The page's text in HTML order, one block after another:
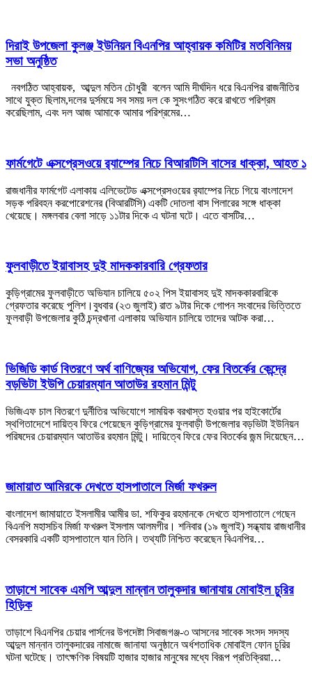
দিরাই উপজেলা কুলঞ্জ ইউনিয়ন বিএনপির আহ্বায়ক কমিটির মতবিনিময়
সভা অনুষ্ঠিত
নবগঠিত আহ্বায়ক, আব্দুল মতিন চৌধুরী বলেন আমি দীর্ঘদিন ধরে বিএনপির রাজনীতির
সাথে যুক্ত ছিলাম,দলের দুর্সময়ে সব সময় দল কে সুসংগঠিত করে রাখতে পরিশ্রম
করেছিলাম, এবং দল আজ আমাকে আমার পরিশ্রমের…
ফার্মগেটে এক্সপ্রেসওয়ে র‍্যাম্পের নিচে বিআরটিসি বাসের ধাক্কা, আহত ১
রাজধানীর ফার্মগেট এলাকায় এলিভেটেড এক্সপ্রেসওয়ের র‍্যাম্পের নিচে গিয়ে বাংলাদেশ
সড়ক পরিবহন করপোরেশনের (বিআরটিসি) একটি দোতলা বাস পিলারের সঙ্গে ধাক্কা
খেয়েছে। মঙ্গলবার বেলা সাড়ে ১১টার দিকে এ ঘটনা ঘটে। এতে বাসটির…
ফুলবাড়ীতে ইয়াবাসহ দুই মাদককারবারি গ্রেফতার
কুড়িগ্রামের ফুলবাড়ীতে অভিযান চালিয়ে ৫০২ পিস ইয়াবাসহ দুই মাদককারবারিকে
গ্রেফতার করেছে পুলিশ।বুধবার (২৩ জুলাই) রাত ৯টার দিকে গোপন সংবাদের ভিত্তিতে
ফুলবাড়ী উপজেলার কুঠি চন্দ্রখানা এলাকায় অভিযান চালিয়ে তাদের আটক করা…
ভিজিডি কার্ড বিতরণে অর্থ বাণিজ্যের অভিযোগ, ফের বিতর্কের কেন্দ্রে
বড়ভিটা ইউপি চেয়ারম্যান আতাউর রহমান মিন্টু
ভিজিএফ চাল বিতরণে দুর্নীতির অভিযোগে সাময়িক বরখাস্ত হওয়ার পর হাইকোর্টের
স্থগিতাদেশে দায়িত্ব ফিরে পেয়েছেন কুড়িগ্রামের ফুলবাড়ী উপজেলার বড়ভিটা ইউনিয়ন
পরিষদের চেয়ারম্যান আতাউর রহমান মিন্টু। দায়িত্বে ফিরে ফের বিতর্কের জন্ম দিয়েছেন…
জামায়াত আমিরকে দেখতে হাসপাতালে মির্জা ফখরুল
বাংলাদেশ জামায়াতে ইসলামীর আমীর ডা. শফিকুর রহমানকে দেখতে হাসপাতালে গেছেন
বিএনপি মহাসচিব মির্জা ফখরুল ইসলাম আলমগীর। শনিবার (১৯ জুলাই) সন্ধ্যায় রাজধানীর
বেসরকারি একটি হাসপাতালে যান তিনি। তথ্যটি নিশ্চিত করেছেন বিএনপির…
তাড়াশে সাবেক এমপি আব্দুল মান্নান তালুকদার জানাযায় মোবাইল চুরির
হিড়িক
তাড়াশে বিএনপির চেয়ার পার্সনের উপদেষ্টা সিবাজগঞ্জ-৩ আসনের সাবেক সংসদ সদস্য
আব্দুল মান্নান তালুকদারের নামাজে জানাযা অনুষ্ঠানে অর্ধশতাধিক মোবাইল ফোন চুরির
ঘটনা ঘটেছে। তাৎক্ষণিক বিষয়টি হাজার হাজার মানুষের মধ্যে বিরূপ প্রতিক্রিয়া…